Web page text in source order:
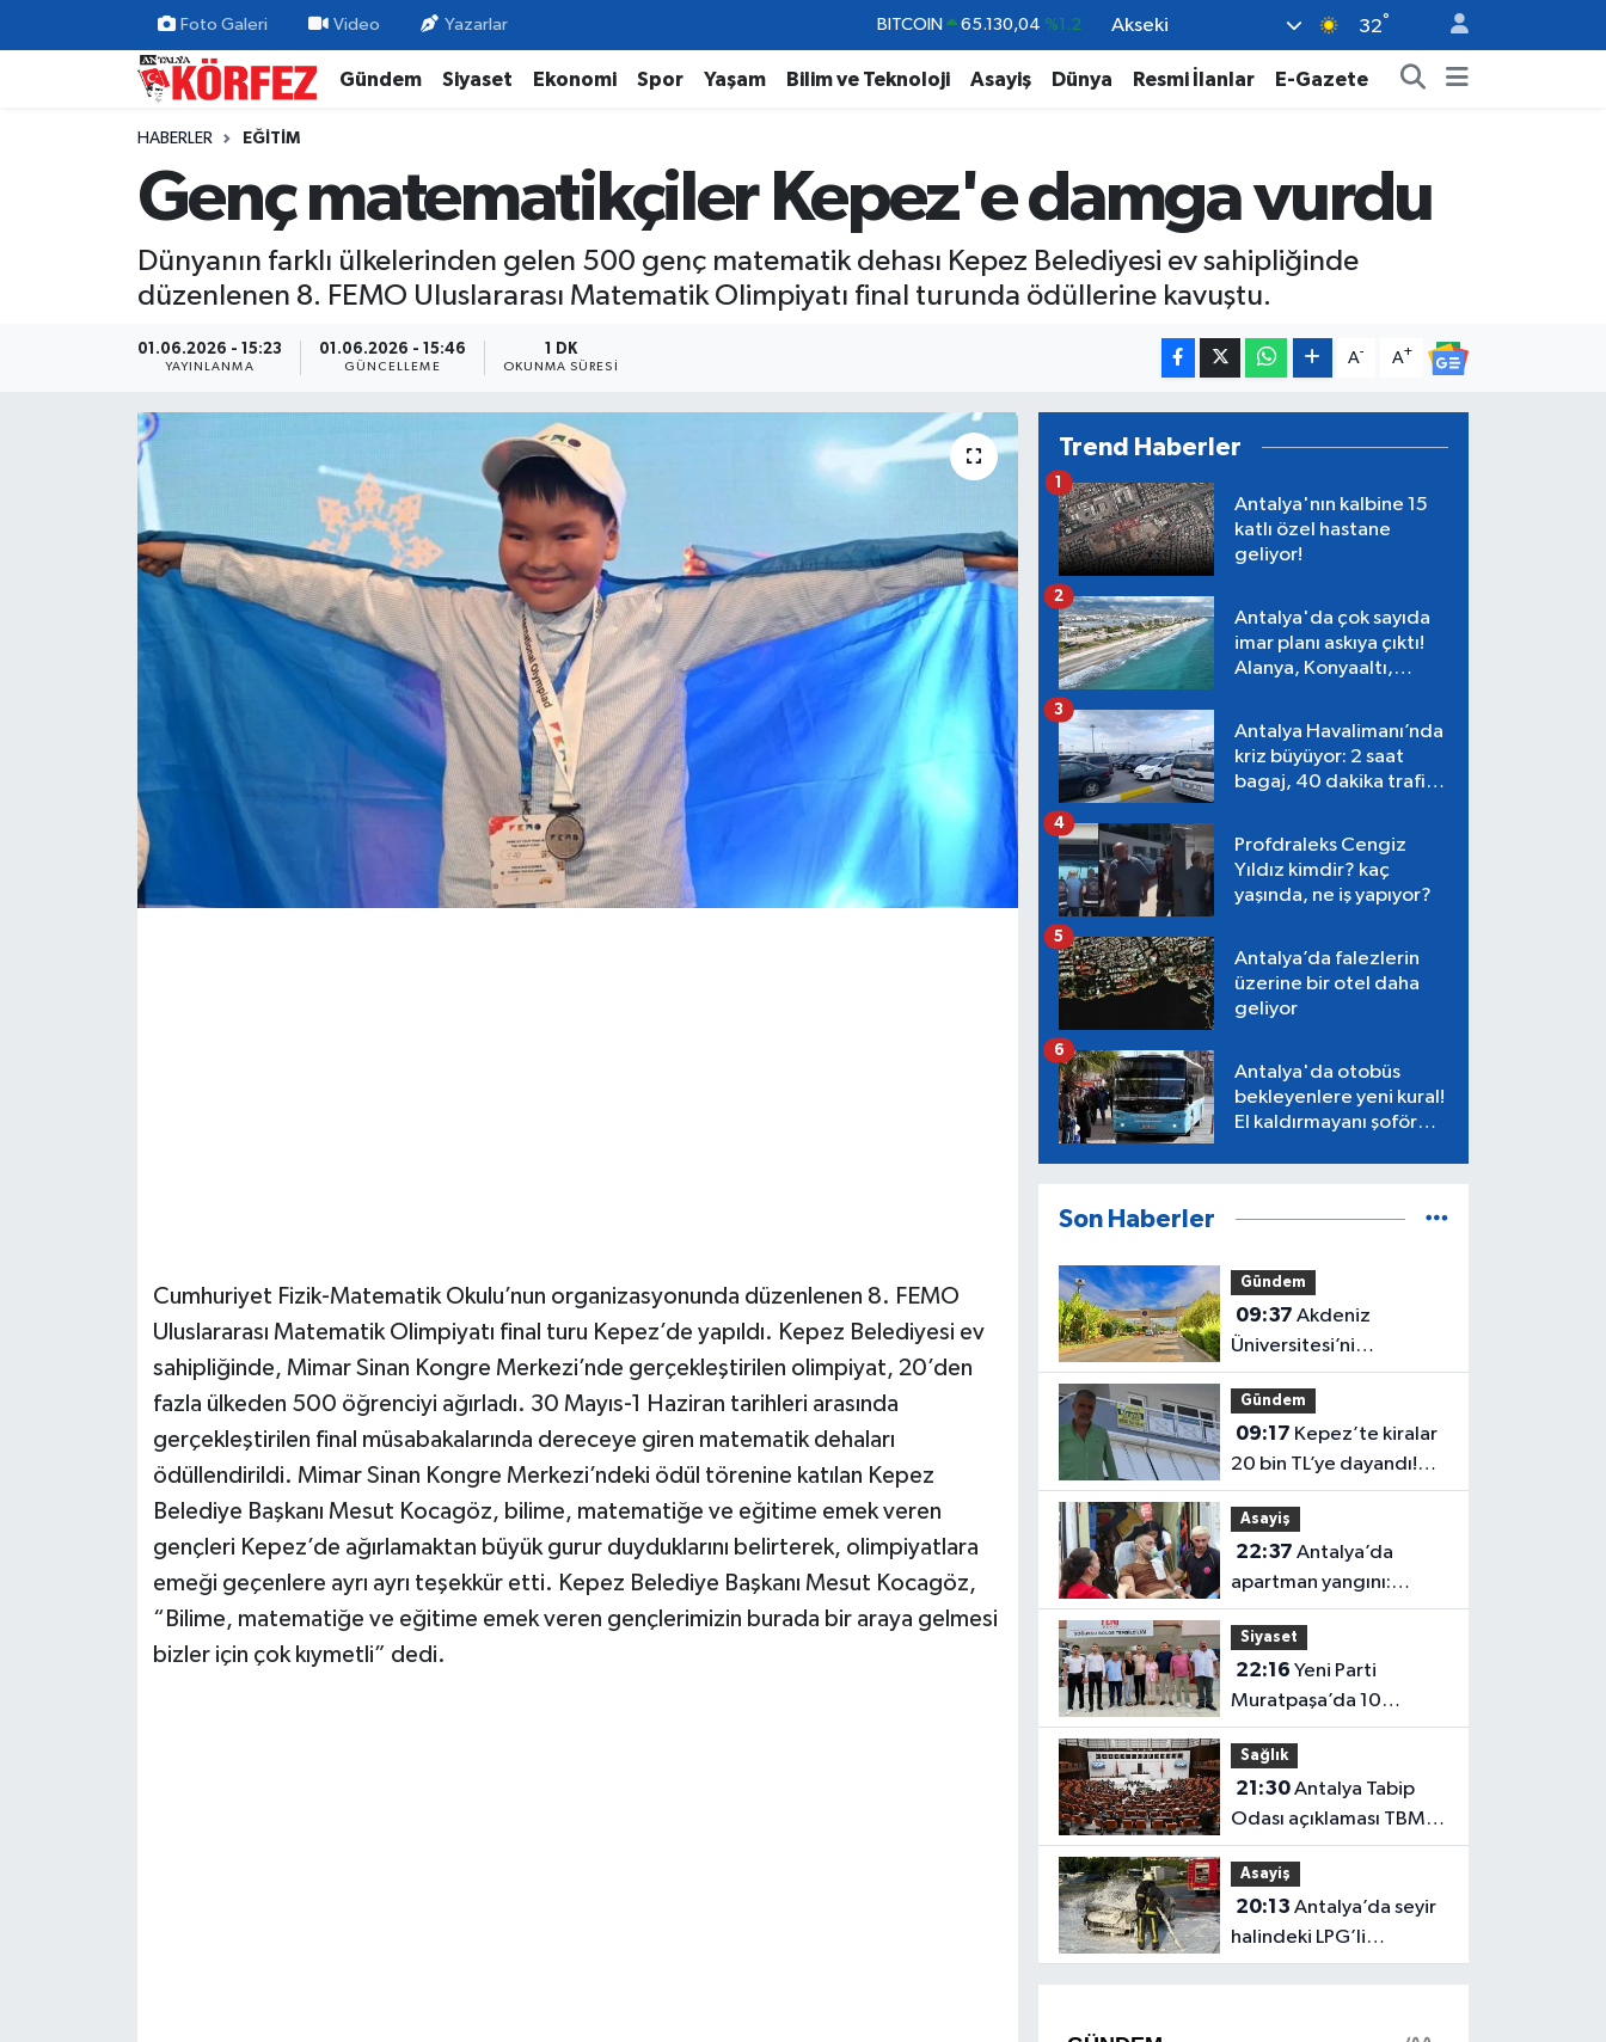
Foto Galeri Video Yazarlar DOLAR 47,7069 %0.17
EURO 55,0265 %0.01
BİST100 13.887 %64
Akseki 32°
Gündem Siyaset Ekonomi Spor Yaşam Bilim ve Teknoloji Asayiş Dünya Resmi İlanlar E-Gazete
HABERLER EĞITIM
Genç matematikçiler Kepez'e damga vurdu
Dünyanın farklı ülkelerinden gelen 500 genç matematik dehası Kepez Belediyesi ev sahipliğinde
düzenlenen 8. FEMO Uluslararası Matematik Olimpiyatı final turunda ödüllerine kavuştu.
01.06.2026 - 15:23
YAYINLANMA
01.06.2026 - 15:46
GÜNCELLEME
1 DK
OKUNMA SÜRESI
A- A+
Cumhuriyet Fizik-Matematik Okulu’nun organizasyonunda düzenlenen 8. FEMO
Uluslararası Matematik Olimpiyatı final turu Kepez’de yapıldı. Kepez Belediyesi ev
sahipliğinde, Mimar Sinan Kongre Merkezi’nde gerçekleştirilen olimpiyat, 20’den
fazla ülkeden 500 öğrenciyi ağırladı. 30 Mayıs-1 Haziran tarihleri arasında
gerçekleştirilen final müsabakalarında dereceye giren matematik dehaları
ödüllendirildi. Mimar Sinan Kongre Merkezi’ndeki ödül törenine katılan Kepez
Belediye Başkanı Mesut Kocagöz, bilime, matematiğe ve eğitime emek veren
gençleri Kepez’de ağırlamaktan büyük gurur duyduklarını belirterek, olimpiyatlara
emeği geçenlere ayrı ayrı teşekkür etti. Kepez Belediye Başkanı Mesut Kocagöz,
“Bilime, matematiğe ve eğitime emek veren gençlerimizin burada bir araya gelmesi
bizler için çok kıymetli” dedi.
Trend Haberler
Antalya'nın kalbine 15
katlı özel hastane
geliyor!
1
Antalya'da çok sayıda
imar planı askıya çıktı!
Alanya, Konyaaltı,
2
Antalya Havalimanı’nda
kriz büyüyor: 2 saat
bagaj, 40 dakika trafik,
3
Profdraleks Cengiz
Yıldız kimdir? kaç
yaşında, ne iş yapıyor?
4
Antalya’da falezlerin
üzerine bir otel daha
geliyor
5
Antalya'da otobüs
bekleyenlere yeni kural!
El kaldırmayanı şoför
6
Son Haberler
Gündem
09:37
Üniversitesi’ni
yazacaklar dikkat! Asıl
sınav şimdi başlıyor
Gündem
09:17
20 bin TL’ye dayandı!
CHP’li Özel’den tepki
Asayiş
22:37
apartman yangını:
Mahsur kalan aile
kurtarıldı
Siyaset
22:16
Muratpaşa’da 10
belediye meclis üyesiyle
güçlendi
Sağlık
21:30Antalya Tabip
Odası açıklaması TBMM
gündeminde
Asayiş
20:13
halindeki LPG’li
otomobil alev aldı: 4
Gündem
Yerel Yönetim
Ekonomi
Kültür ve Sanat
Nöbetçi Eczaneler
Trafik Durumu
Süper Lig Puan Durumu ve Fikstür
Haber Arşivi